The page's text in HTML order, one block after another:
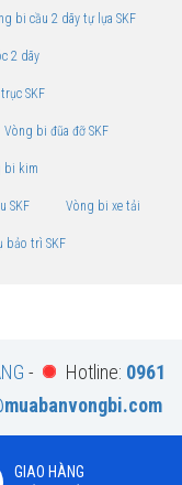
bi cầu 2 dãy tự lựa SKF
2 dãy
SKF
Vòng bi đũa đỡ SKF
bi kim
SKF Vòng bi xe tải
bảo trì SKF
- Hotline: 0961
GIAO HÀNG